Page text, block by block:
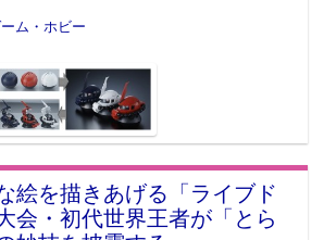
ム・ホビー
絵を描きあげる「ライブド
会・初代世界王者が「とら